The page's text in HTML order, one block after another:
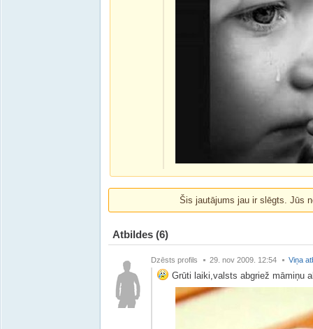
Šis jautājums jau ir slēgts. Jūs
Atbildes (6)
Dzēsts profils 29. nov 2009. 12:54 Viņa
Grūti laiki,valsts abgriež māmiņu